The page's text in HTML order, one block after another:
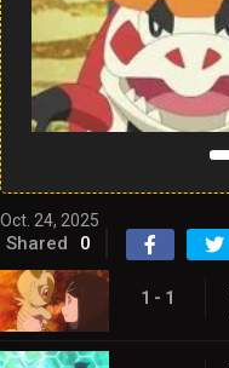
Oct. 24, 2025
Shared 0
1 - 1